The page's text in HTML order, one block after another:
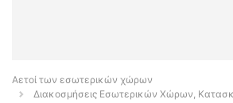
Αετοί των εσωτερικών χώρων
Διακοσμήσεις Εσωτερικών Χώρων,